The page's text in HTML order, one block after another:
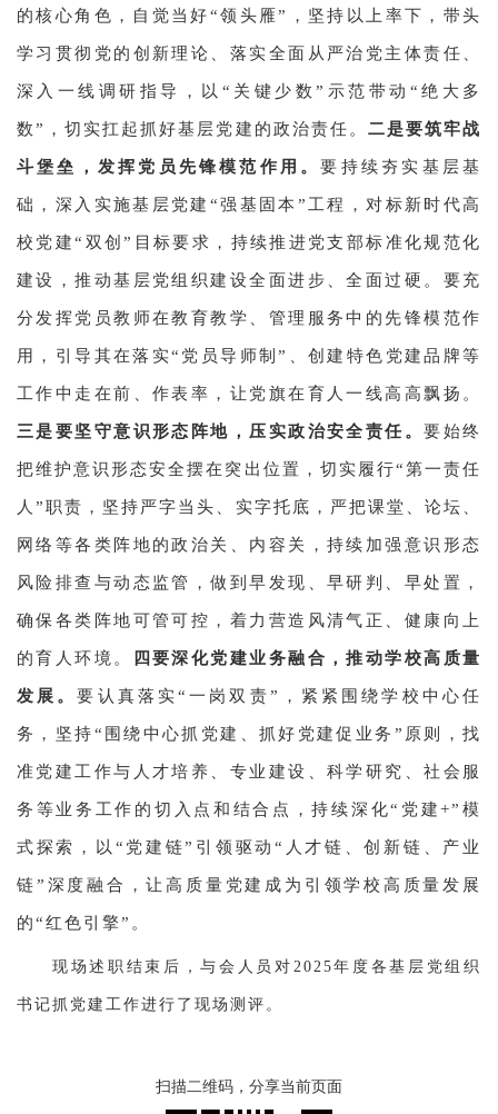
的核心角色，自觉当好“领头雁”，坚持以上率下，带头
学习贯彻党的创新理论、落实全面从严治党主体责任、
深入一线调研指导，以“关键少数”示范带动“绝大多
数”，切实扛起抓好基层党建的政治责任。 二是要筑牢战
斗堡垒，发挥党员先锋模范作用。要持续夯实基层基
础，深入实施基层党建“强基固本”工程，对标新时代高
校党建“双创”目标要求，持续推进党支部标准化规范化
建设，推动基层党组织建设全面进步、全面过硬。要充
分发挥党员教师在教育教学、管理服务中的先锋模范作
用，引导其在落实“党员导师制”、创建特色党建品牌等
工作中走在前、作表率，让党旗在育人一线高高飘扬。
三是要坚守意识形态阵地，压实政治安全责任。要始终
把维护意识形态安全摆在突出位置，切实履行“第一责任
人”职责，坚持严字当头、实字托底，严把课堂、论坛、
网络等各类阵地的政治关、内容关，持续加强意识形态
风险排查与动态监管，做到早发现、早研判、早处置，
确保各类阵地可管可控，着力营造风清气正、健康向上
的育人环境。 四要深化党建业务融合，推动学校高质量
发展。要认真落实“一岗双责”，紧紧围绕学校中心任
务，坚持“围绕中心抓党建、抓好党建促业务”原则，找
准党建工作与人才培养、专业建设、科学研究、社会服
务等业务工作的切入点和结合点，持续深化“党建+”模
式探索， 以“党建链”引领驱动“人才链、创新链、产业
链”深度融合，让高质量党建成为引领学校高质量发展
的“红色引擎”。
现场述职结束后，与会人员对2025年度各基层党组织
书记抓党建工作进行了现场测评。
扫描二维码，分享当前页面